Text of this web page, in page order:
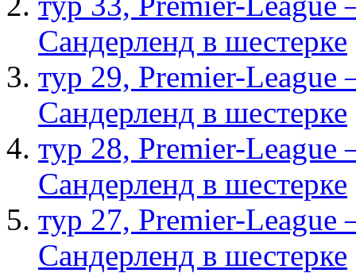
Сандерленд в шестерке
тур 29, Рremier-
Сандерленд в шестерке
тур 28, Рremier-
Сандерленд в шестерке
тур 27, Рremier-
Сандерленд в шестерке